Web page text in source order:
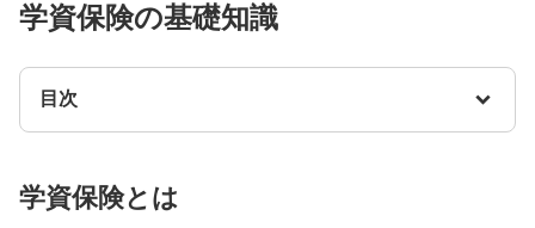
学資保険の基礎知識
目次
学資保険とは